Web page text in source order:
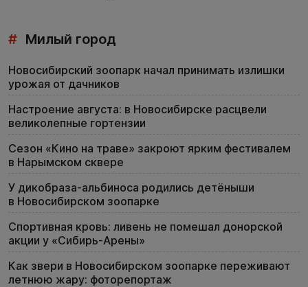
# Милый город
Новосибирский зоопарк начал принимать излишки
урожая от дачников
Настроение августа: в Новосибирске расцвели
великолепные гортензии
Сезон «Кино на траве» закроют ярким фестивалем
в Нарымском сквере
У дикобраза-альбиноса родились детёныши
в Новосибирском зоопарке
Спортивная кровь: ливень не помешал донорской
акции у «Сибирь-Арены»
Как звери в Новосибирском зоопарке переживают
летнюю жару: фоторепортаж